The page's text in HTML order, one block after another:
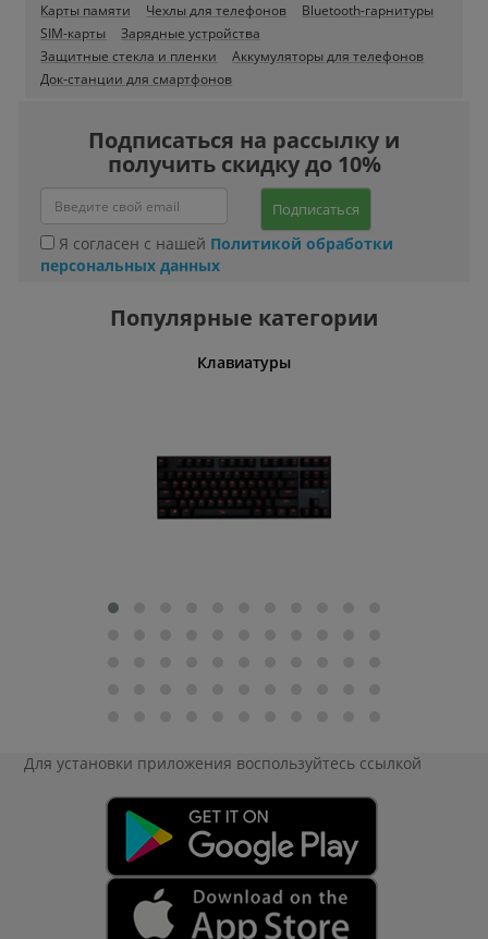
Карты памяти
Чехлы для телефонов
Bluetooth-гарнитуры
SIM-карты
Зарядные устройства
Защитные стекла и пленки
Аккумуляторы для телефонов
Док-станции для смартфонов
Подписаться на рассылку и
получить скидку до 10%
Подписаться
Я согласен с нашей Политикой обработки
персональных данных
Популярные категории
Клавиатуры
Для установки приложения воспользуйтесь ссылкой